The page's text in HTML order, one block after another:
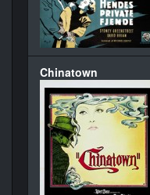
Chinatown